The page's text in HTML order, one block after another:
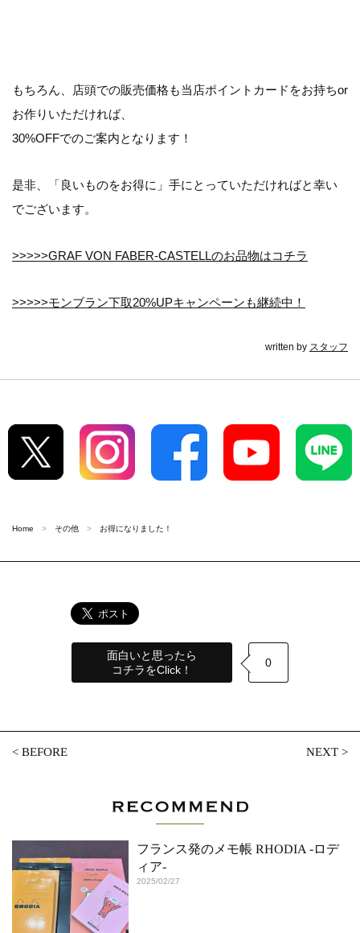
もちろん、店頭での販売価格も当店ポイントカードをお持ちor
お作りいただければ、
30%OFFでのご案内となります！
是非、「良いものをお得に」手にとっていただければと幸い
でございます。
>>>>>GRAF VON FABER-CASTELLのお品物はコチラ
>>>>>モンブラン下取20%UPキャンペーンも継続中！
written by スタッフ
Home その他 お得になりました！
面白いと思ったら
コチラをClick！
0
<BEFORE NEXT>
フランス発のメモ帳 RHODIA -ロデ
ィア-
2025/02/27